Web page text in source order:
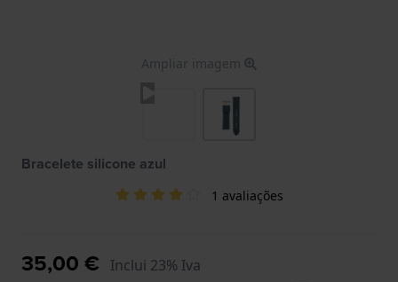
Ampliar imagem
Bracelete silicone azul
1 avaliações
35,00 € Inclui 23% Iva